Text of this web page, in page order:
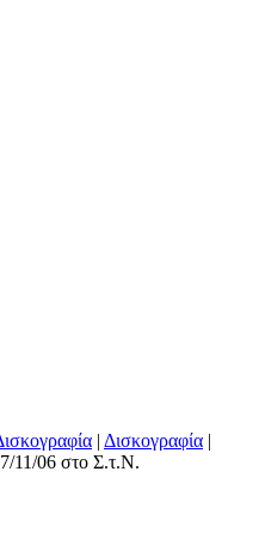
| Δισκογραφία |
11/06 στο Σ.τ.Ν.